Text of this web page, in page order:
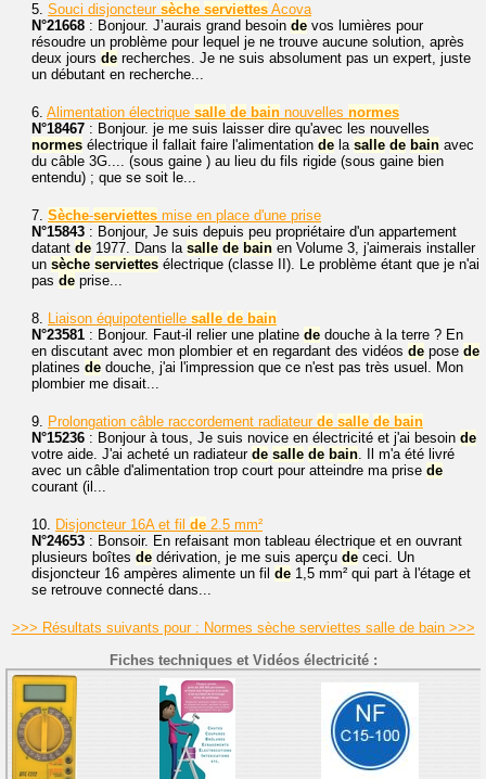
5. Souci disjoncteur sèche serviettes Acova
N°21668 : Bonjour. J’aurais grand besoin de vos lumières pour
résoudre un problème pour lequel je ne trouve aucune solution, après
deux jours de recherches. Je ne suis absolument pas un expert, juste
un débutant en recherche...
6. Alimentation électrique salle de bain nouvelles normes
N°18467 : Bonjour. je me suis laisser dire qu'avec les nouvelles
normes électrique il fallait faire l'alimentation de la salle de bain avec
du câble 3G.... (sous gaine ) au lieu du fils rigide (sous gaine bien
entendu) ; que se soit le...
7. Sèche-serviettes mise en place d'une prise
N°15843 : Bonjour, Je suis depuis peu propriétaire d'un appartement
datant de 1977. Dans la salle de bain en Volume 3, j'aimerais installer
un sèche serviettes électrique (classe II). Le problème étant que je n'ai
pas de prise...
8. Liaison équipotentielle salle de bain
N°23581 : Bonjour. Faut-il relier une platine de douche à la terre ? En
en discutant avec mon plombier et en regardant des vidéos de pose de
platines de douche, j'ai l'impression que ce n'est pas très usuel. Mon
plombier me disait...
9. Prolongation câble raccordement radiateur de salle de bain
N°15236 : Bonjour à tous, Je suis novice en électricité et j'ai besoin de
votre aide. J'ai acheté un radiateur de salle de bain. Il m'a été livré
avec un câble d'alimentation trop court pour atteindre ma prise de
courant (il...
10. Disjoncteur 16A et fil de 2.5 mm²
N°24653 : Bonsoir. En refaisant mon tableau électrique et en ouvrant
plusieurs boîtes de dérivation, je me suis aperçu de ceci. Un
disjoncteur 16 ampères alimente un fil de 1,5 mm² qui part à l'étage et
se retrouve connecté dans...
>>> Résultats suivants pour : Normes sèche serviettes salle de bain >>>
Fiches techniques et Vidéos électricité :